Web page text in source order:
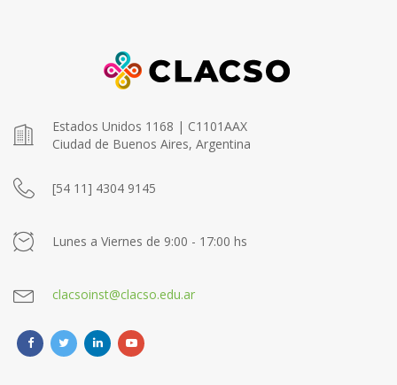
Estados Unidos 1168 | C1101AAX
Ciudad de Buenos Aires, Argentina
[54 11] 4304 9145
Lunes a Viernes de 9:00 - 17:00 hs
clacsoinst@clacso.edu.ar